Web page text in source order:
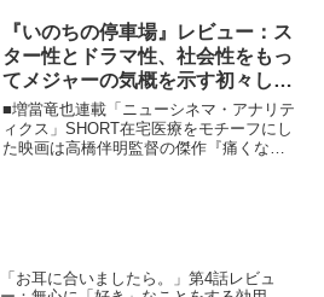
アイデア勝負で評価された後の次回作の
制作はかな...
『いのちの停車場』レビュー：ス
ター性とドラマ性、社会性をもっ
てメジャーの気概を示す初々しく
も野心的意欲作
■増當竜也連載「ニューシネマ・アナリテ
ィクス」SHORT在宅医療をモチーフにし
た映画は高橋伴明監督の傑作『痛くない
「お耳に合いましたら。」第4話レビュ